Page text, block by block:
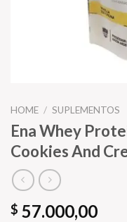
HOME / SUPLEMENTOS
Ena Whey
Cookies And
$ 57.000,00